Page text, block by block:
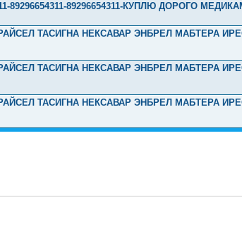
89296654311-89296654311-КУПЛЮ ДОРОГО
ТАСИГНА НЕКСАВАР ЭНБРЕЛ МАБТЕРА
ТАСИГНА НЕКСАВАР ЭНБРЕЛ МАБТЕРА
ТАСИГНА НЕКСАВАР ЭНБРЕЛ МАБТЕРА